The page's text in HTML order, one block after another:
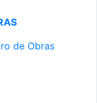
de Obras